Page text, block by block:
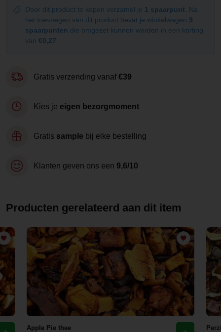
Door dit product te kopen verzamel je 1 spaarpunt . Na
het toevoegen van dit product bevat je winkelwagen 9
spaarpunten die omgezet kunnen worden in een korting
van €0,27
Gratis verzending vanaf €39
Kies je eigen bezorgmoment
Gratis sample bij elke bestelling
Klanten geven ons een 9,6/10
Producten gerelateerd aan dit item
Apple Pie thee